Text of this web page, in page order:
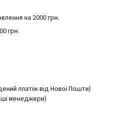
на 2000 грн.
грн.
платіж від Нової Пошти)
менеджери)